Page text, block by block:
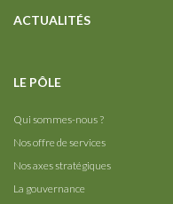
ACTUALITÉS
LE PÔLE
Qui sommes-nous ?
Nos offre de services
Nos axes stratégiques
La gouvernance